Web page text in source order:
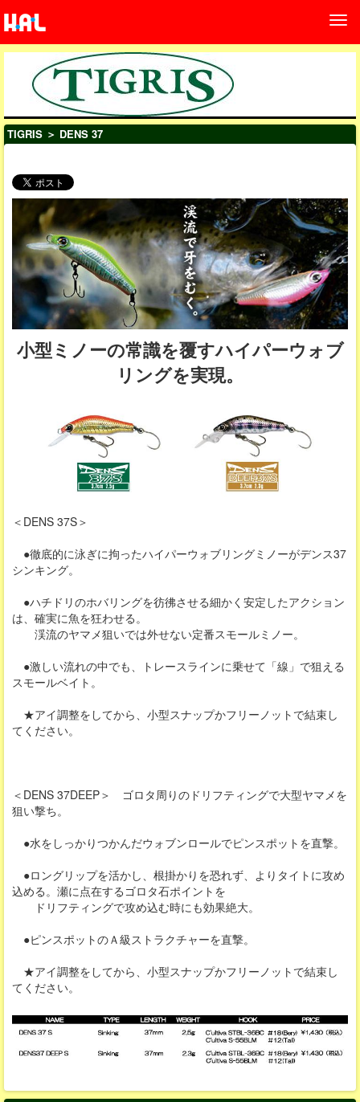
TIGRIS ＞ DENS 37
小型ミノーの常識を覆すハイパーウォブ
リングを実現。
＜DENS 37S＞
●徹底的に泳ぎに拘ったハイパーウォブリングミノーがデンス37
シンキング。
●ハチドリのホバリングを彷彿させる細かく安定したアクション
は、確実に魚を狂わせる。
渓流のヤマメ狙いでは外せない定番スモールミノー。
●激しい流れの中でも、トレースラインに乗せて「線」で狙える
スモールベイト。
★アイ調整をしてから、小型スナップかフリーノットで結束し
てください。
＜DENS 37DEEP＞ ゴロタ周りのドリフティングで大型ヤマメを
狙い撃ち。
●水をしっかりつかんだウォブンロールでピンスポットを直撃。
●ロングリップを活かし、根掛かりを恐れず、よりタイトに攻め
込める。瀬に点在するゴロタ石ポイントを
ドリフティングで攻め込む時にも効果絶大。
●ピンスポットのＡ級ストラクチャーを直撃。
★アイ調整をしてから、小型スナップかフリーノットで結束し
てください。